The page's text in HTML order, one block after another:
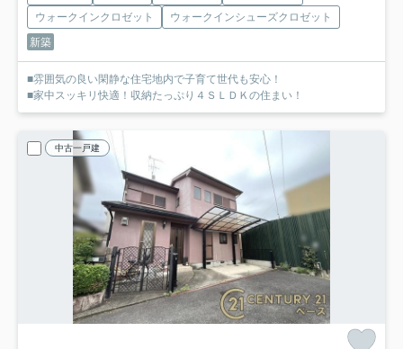
ウォークインクロゼット
ウォークインシューズクロゼット
新築
■雰囲気の良い閑静な住宅地内で子育て世代も安心！
■家中スッキリ快適！収納たっぷり４ＳＬＤＫの住まい！
中古一戸建